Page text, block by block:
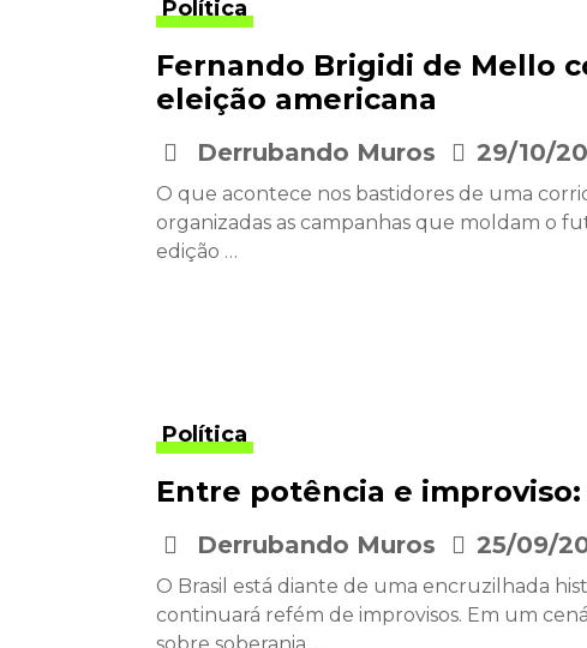
Política
Fernando Brigidi de Mello
eleição americana
Derrubando Muros 29/10/
O que acontece nos bastidores de uma
organizadas as campanhas que moldam o
edição …
Política
Entre potência e
Derrubando Muros 25/09/
O Brasil está diante de uma encruzilhada
continuará refém de improvisos. Em um